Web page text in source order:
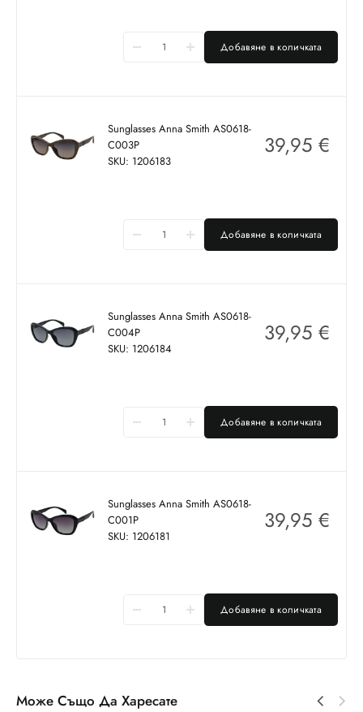
Добавяне в количката
Sunglasses Anna Smith AS0618-
C003P
SKU: 1206183
39,95 €
Добавяне в количката
Sunglasses Anna Smith AS0618-
C004P
SKU: 1206184
39,95 €
Добавяне в количката
Sunglasses Anna Smith AS0618-
C001P
SKU: 1206181
39,95 €
Добавяне в количката
Може Също Да Харесате